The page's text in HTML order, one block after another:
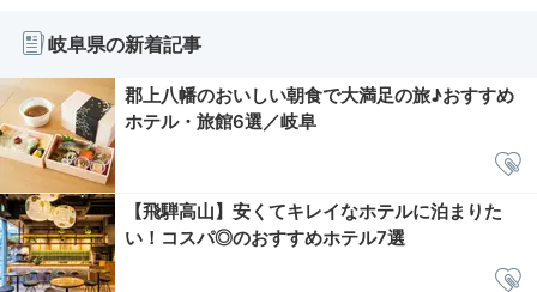
岐阜県の新着記事
郡上八幡のおいしい朝食で大満足の旅♪おすすめ
ホテル・旅館6選／岐阜
【飛騨高山】安くてキレイなホテルに泊まりた
い！コスパ◎のおすすめホテル7選